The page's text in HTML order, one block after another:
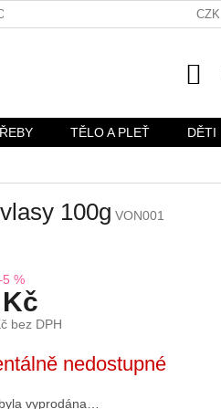
CZK
TĚLO A PLEŤ DĚTI
100g VON001
%
bez DPH
nedostupné
vyprodána…